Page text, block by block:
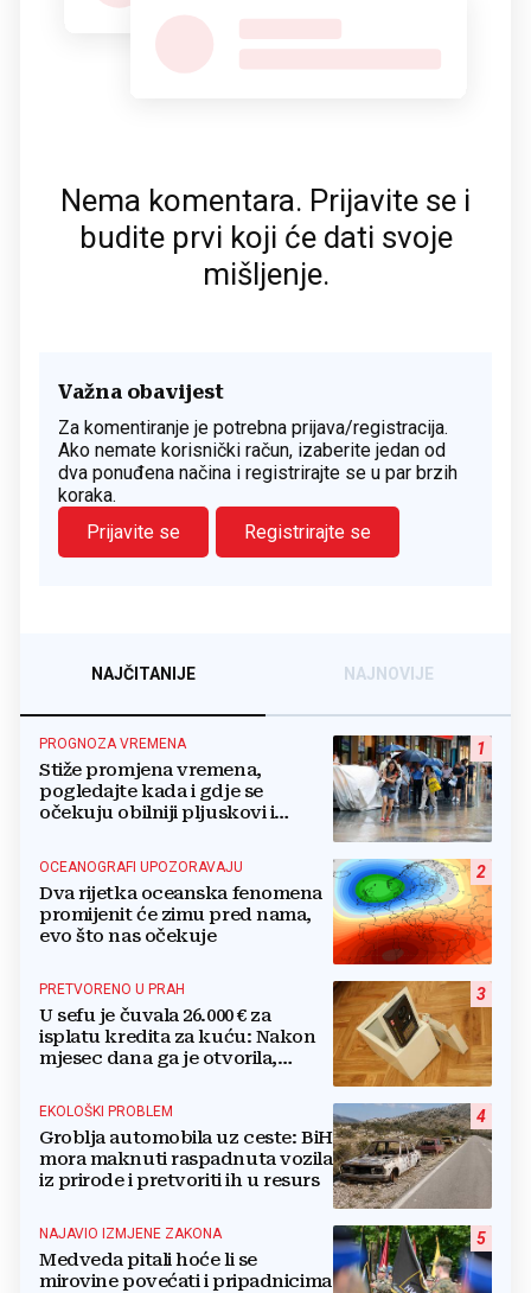
Nema komentara. Prijavite se i
budite prvi koji će dati svoje
mišljenje.
Važna obavijest
Za komentiranje je potrebna prijava/registracija.
Ako nemate korisnički račun, izaberite jedan od
dva ponuđena načina i registrirajte se u par brzih
koraka.
Prijavite se
Registrirajte se
NAJČITANIJE NAJNOVIJE
1
PROGNOZA VREMENA
Stiže promjena vremena,
pogledajte kada i gdje se
očekuju obilniji pljuskovi i
2
OCEANOGRAFI UPOZORAVAJU
Dva rijetka oceanska fenomena
promijenit će zimu pred nama,
evo što nas očekuje
3
PRETVORENO U PRAH
U sefu je čuvala 26.000 € za
isplatu kredita za kuću: Nakon
mjesec dana ga je otvorila,
4
EKOLOŠKI PROBLEM
Groblja automobila uz ceste: BiH
mora maknuti raspadnuta vozila
iz prirode i pretvoriti ih u resurs
5
NAJAVIO IZMJENE ZAKONA
Medveda pitali hoće li se
mirovine povećati i pripadnicima